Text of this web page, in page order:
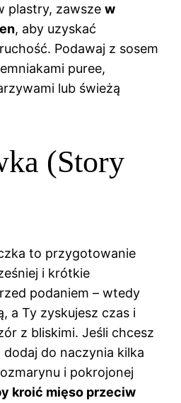
plastry, zawszew
, aby uzyskać
Podawaj z sosem
puree,
lub świeżą
(Story
to przygotowanie
i krótkie
podaniem – wtedy
a Ty zyskujesz czas i
z bliskimi. Jeśli chcesz
do naczynia kilka
i pokrojonej
kroić mięso przeciw